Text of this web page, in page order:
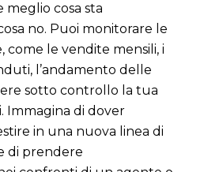
cosa sta
no. Puoi monitorare le
come le vendite mensili, i
l’andamento delle
sotto controllo la tua
Immagina di dover
in una nuova linea di
di prendere